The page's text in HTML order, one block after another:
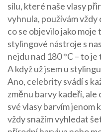
sílu, které naše vlasy
vyhnula, používám
co se objevilo jako moje
stylingové nástroje s
nejdu nad 180 °C – to
A když už jsem u
Ano, celebrity svádí s
změnu barvy kadeří, ale
své vlasy barvím jenom
vždy snažím vyhledat